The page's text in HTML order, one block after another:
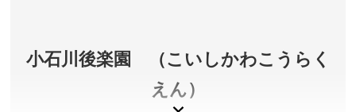
お問い合わせ／03-5521-7445(参議院警務部参観係)
小石川後楽園 （こいしかわこうらく
えん）